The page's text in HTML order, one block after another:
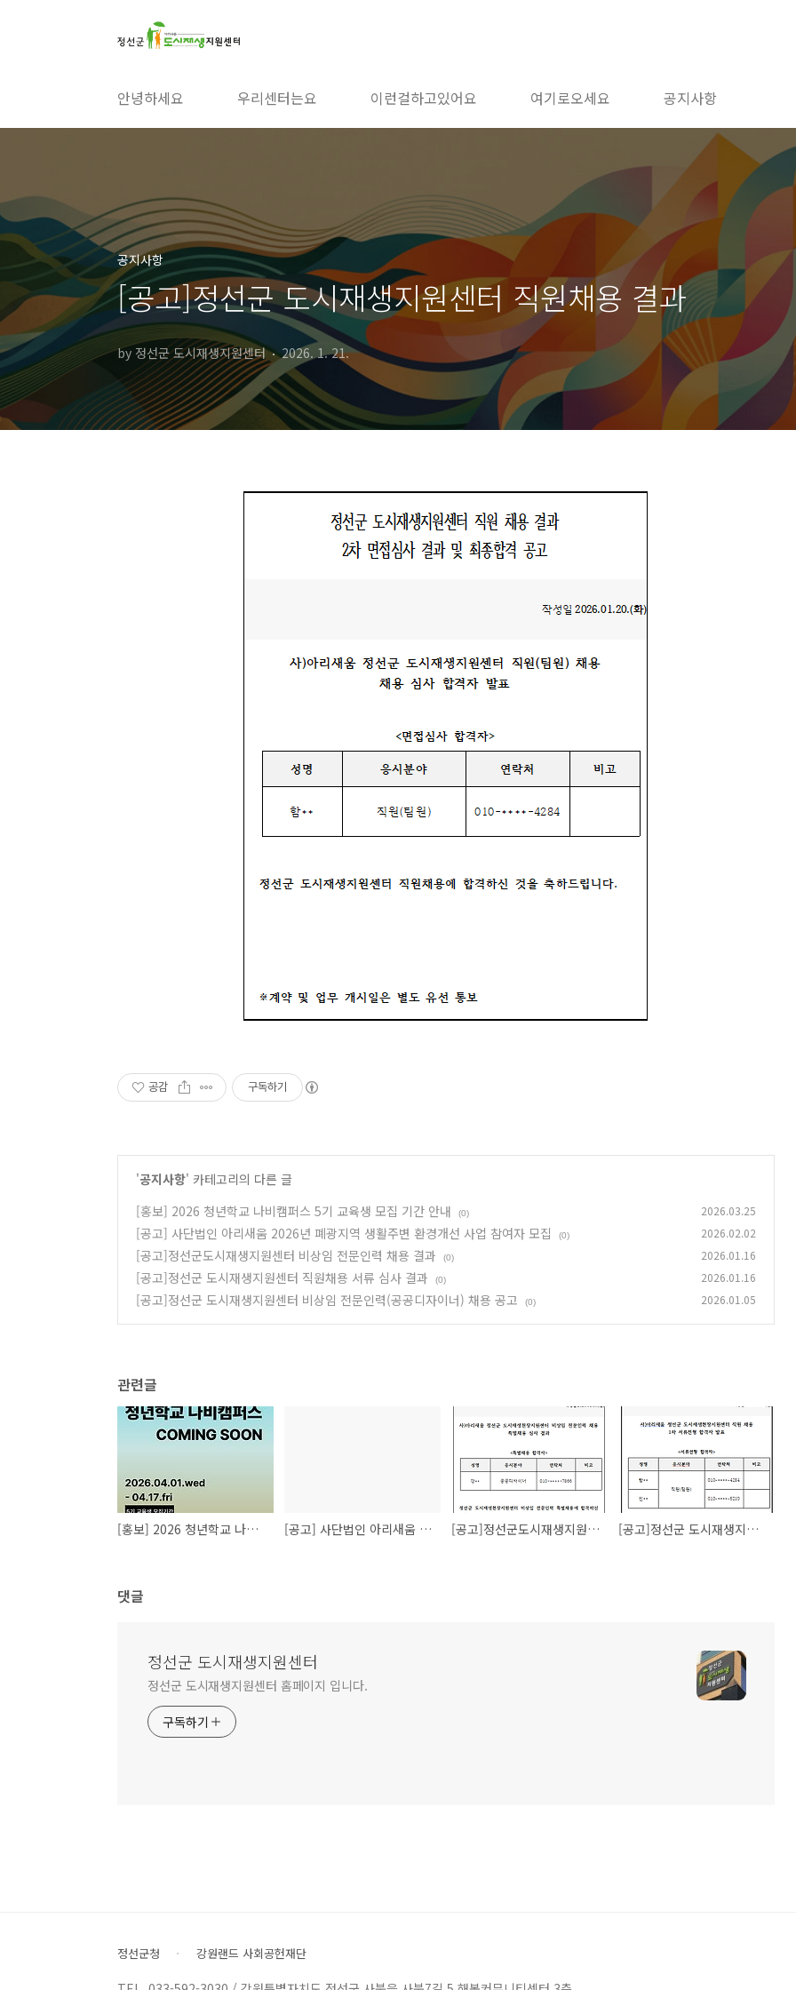
안녕하세요 우리센터는요 이런걸하고있어요 여기로오세요 공지사항
공지사항
[공고]정선군 도시재생지원센터 직원채용 결과
by 정선군 도시재생지원센터 2026. 1. 21.
공감 구독하기
'공지사항' 카테고리의 다른 글
[홍보] 2026 청년학교 나비캠퍼스 5기 교육생 모집 기간 안내
(0) 2026.03.25
[공고] 사단법인 아리새움 2026년 폐광지역 생활주변 환경개선 사업 참여자 모집 (0) 2026.02.02
[공고]정선군도시재생지원센터 비상임 전문인력 채용 결과 (0) 2026.01.16
[공고]정선군 도시재생지원센터 직원채용 서류 심사 결과 (0) 2026.01.16
[공고]정선군 도시재생지원센터 비상임 전문인력(공공디자이너) 채용 공고 (0) 2026.01.05
관련글
[홍보] 2026 청년학교 나비캠퍼스 5기 교육생 모집 기간 안내 [공고] 사단법인 아리새움 2026년 폐광지역 생활주변 환경개선 사업 참여자 모집 [공고]정선군도시재생지원센터 비상임 전문인력 채용 결과 [공고]정선군 도시재생지원센터 직원채용 서류 심사 결과
댓글
정선군 도시재생지원센터
정선군 도시재생지원센터 홈페이지 입니다.
구독하기
정선군청 강원랜드 사회공헌재단